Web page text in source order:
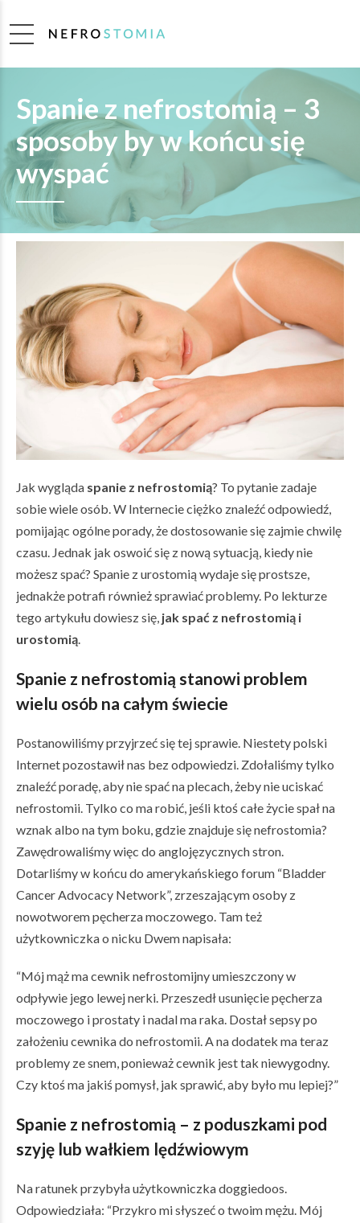
Spanie z nefrostomią – 3
sposoby by w końcu się
wyspać
Jak wygląda spanie z nefrostomią? To pytanie zadaje
sobie wiele osób. W Internecie ciężko znaleźć odpowiedź,
pomijając ogólne porady, że dostosowanie się zajmie chwilę
czasu. Jednak jak oswoić się z nową sytuacją, kiedy nie
możesz spać? Spanie z urostomią wydaje się prostsze,
jednakże potrafi również sprawiać problemy. Po lekturze
tego artykułu dowiesz się, jak spać z nefrostomią i
urostomią.
Spanie z nefrostomią stanowi problem
wielu osób na całym świecie
Postanowiliśmy przyjrzeć się tej sprawie. Niestety polski
Internet pozostawił nas bez odpowiedzi. Zdołaliśmy tylko
znaleźć poradę, aby nie spać na plecach, żeby nie uciskać
nefrostomii. Tylko co ma robić, jeśli ktoś całe życie spał na
wznak albo na tym boku, gdzie znajduje się nefrostomia?
Zawędrowaliśmy więc do anglojęzycznych stron.
Dotarliśmy w końcu do amerykańskiego forum “Bladder
Cancer Advocacy Network”, zrzeszającym osoby z
nowotworem pęcherza moczowego. Tam też
użytkowniczka o nicku Dwem napisała:
“Mój mąż ma cewnik nefrostomijny umieszczony w
odpływie jego lewej nerki. Przeszedł usunięcie pęcherza
moczowego i prostaty i nadal ma raka. Dostał sepsy po
założeniu cewnika do nefrostomii. A na dodatek ma teraz
problemy ze snem, ponieważ cewnik jest tak niewygodny.
Czy ktoś ma jakiś pomysł, jak sprawić, aby było mu lepiej?”
Spanie z nefrostomią – z poduszkami pod
szyję lub wałkiem lędźwiowym
Na ratunek przybyła użytkowniczka doggiedoos.
Odpowiedziała: “Przykro mi słyszeć o twoim mężu. Mój